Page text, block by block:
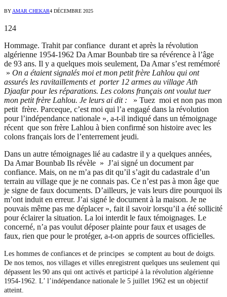
BYAMAR CHEKAR4 DÉCEMBRE 2025
124
Hommage. Trahit par confiance durant et après la révolution
algérienne 1954-1962 Da Amar Bounbab tire sa révérence à l’âge
de 93 ans. Il y a quelques mois seulement, Da Amar s’est remémoré
» On a étaient signalés moi et mon petit frère Lahlou qui ont
assurés les ravitaillements et porter 12 armes au village Ath
Djaafar pour les réparations. Les colons français ont voulut tuer
mon petit frère Lahlou. Je leurs ai dit :
» Tuez moi et non pas mon
petit frère. Parceque, c’est moi qui l’a engagé dans la révolution
pour l’indépendance nationale », a-t-il indiqué dans un témoignage
récent que son frère Lahlou à bien confirmé son histoire avec les
colons français lors de l’enterrement jeudi.
Dans un autre témoignages lié au cadastre il y a quelques années,
Da Amar Bounbab Ils révèle » J’ai signé un document par
confiance. Mais, on ne m’a pas dit qu’il s’agit du cadastrale d’un
terrain au village que je ne connais pas. Ce n’est pas à mon âge que
je signe de faux documents. D’ailleurs, je vais leurs dire pourquoi ils
m’ont induit en erreur. J’ai signé le document à la maison. Je ne
pouvais même pas me déplacer », fait il savoir lorsqu’il a été sollicité
pour éclairer la situation. La loi interdit le faux témoignages. Le
concerné, n’a pas voulut déposer plainte pour faux et usages de
faux, rien que pour le protéger, a-t-on appris de sources officielles.
Les hommes de confiances et de principes se comptent au bout de doigts.
De nos temos, nos villages et villes enregistrent quelques uns seulement qui
dépassent les 90 ans qui ont activés et participé à la révolution algérienne
1954-1962. L’ l’indépendance nationale le 5 juillet 1962 est un objectif
atteint.